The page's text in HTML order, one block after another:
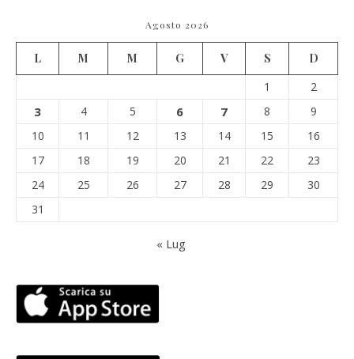
Agosto 2026
L M M G V S
D
1
2
3 4 5 6 7 8
9
10
11 12 13 14 15
16
17
18 19 20 21 22
23
24
25 26 27 28 29
30
31
« Lug